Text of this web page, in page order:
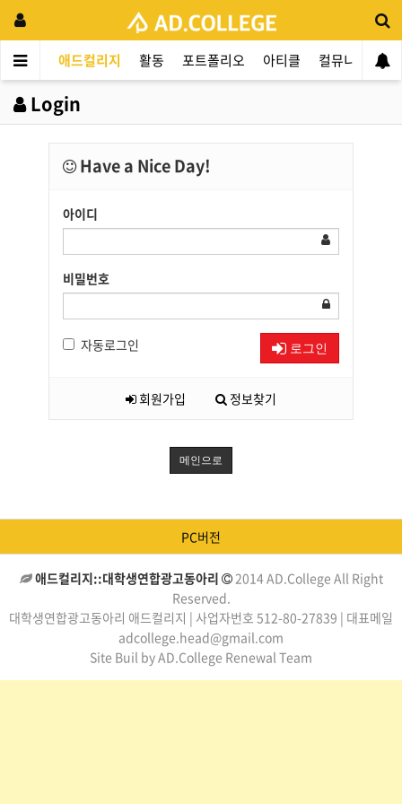
애드컬리지 활동 포트폴리오 아티클 컬뮤니티
Login
Have a Nice Day!
아이디
비밀번호
자동로그인 로그인
회원가입 정보찾기
메인으로
PC버전
애드컬리지::대학생연합광고동아리
2014 AD.College All Right
Reserved.
대학생연합광고동아리 애드컬리지 | 사업자번호 512-80-27839 | 대표메일
adcollege.head@gmail.com
Site Buil by AD.College Renewal Team